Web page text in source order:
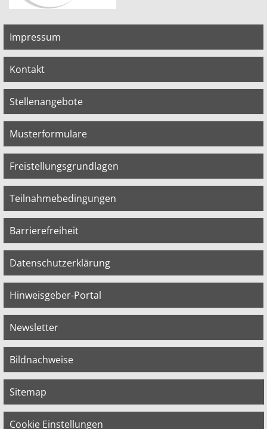
Impressum
Kontakt
Stellenangebote
Musterformulare
Freistellungsgrundlagen
Teilnahmebedingungen
Barrierefreiheit
Datenschutzerklärung
Hinweisgeber-Portal
Newsletter
Bildnachweise
Sitemap
Cookie Einstellungen